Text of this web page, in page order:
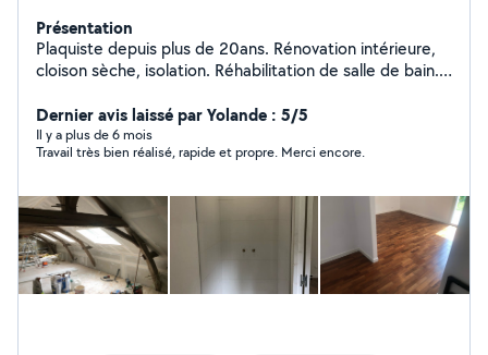
Présentation
Plaquiste depuis plus de 20ans. Rénovation intérieure,
cloison sèche, isolation. Réhabilitation de salle de bain.
meuble tringles à rideau pose de cadre ect
Dernier avis laissé par Yolande : 5/5
Il y a plus de 6 mois
Travail très bien réalisé, rapide et propre. Merci encore.